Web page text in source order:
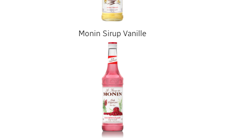
Monin Sirup Vanille